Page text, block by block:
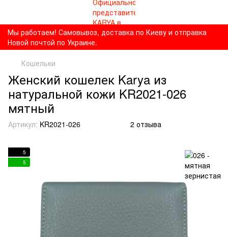
Мы работаем! Самовывоз, доставка по Киеву и отправка
Новой почтой по Украине.
Кошельки
Женский кошелек Karya из
натуральной кожи KR2021-026
мятный
Артикул: KR2021-026 2 отзыва
5
5